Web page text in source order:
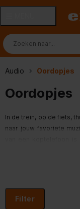
Audio Oordopjes
Oordopjes
In de trein, op de fiets,
naar jouw favoriete
kan zijn op zomerse
kopen, dan heb je de
meer in je oorschelp
Filter